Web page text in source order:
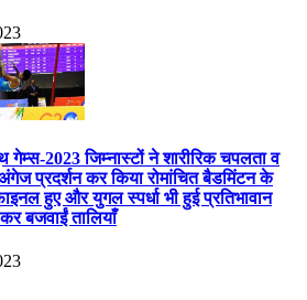
गेम्स-2023 जिम्नास्टों ने शारीरिक चपलता व
प्रदर्शन कर किया रोमांचित बैडमिंटन के
हुए और युगल स्पर्धा भी हुई प्रतिभावान
बजवाईं तालियाँ